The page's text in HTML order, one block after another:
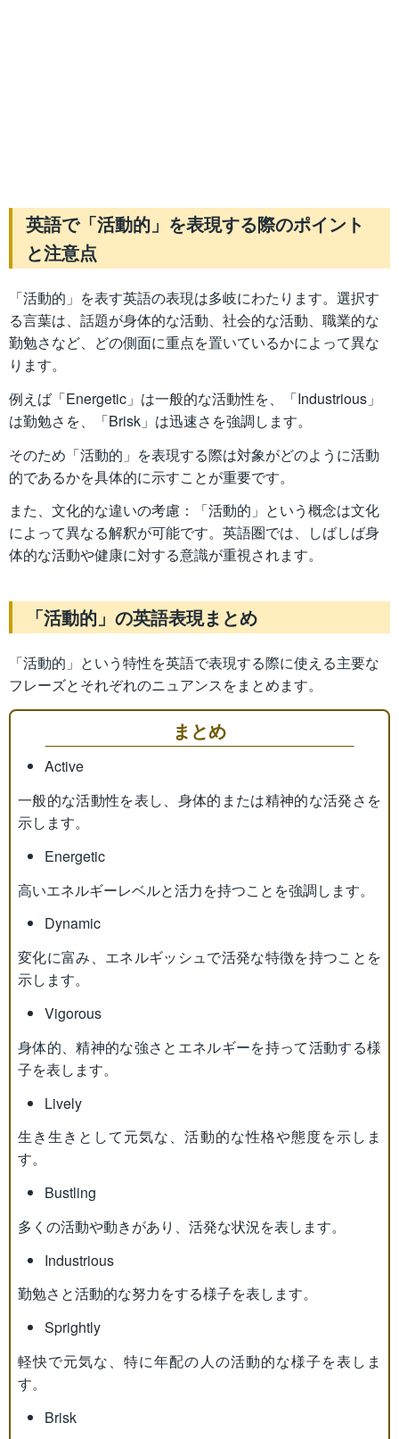
英語で「活動的」を表現する際のポイント
と注意点
「活動的」を表す英語の表現は多岐にわたります。選択す
る言葉は、話題が身体的な活動、社会的な活動、職業的な
勤勉さなど、どの側面に重点を置いているかによって異な
ります。
例えば「Energetic」は一般的な活動性を、「Industrious」
は勤勉さを、「Brisk」は迅速さを強調します。
そのため「活動的」を表現する際は対象がどのように活動
的であるかを具体的に示すことが重要です。
また、文化的な違いの考慮：「活動的」という概念は文化
によって異なる解釈が可能です。英語圏では、しばしば身
体的な活動や健康に対する意識が重視されます。
「活動的」の英語表現まとめ
「活動的」という特性を英語で表現する際に使える主要な
フレーズとそれぞれのニュアンスをまとめます。
まとめ
Active
一般的な活動性を表し、身体的または精神的な活発さを
示します。
Energetic
高いエネルギーレベルと活力を持つことを強調します。
Dynamic
変化に富み、エネルギッシュで活発な特徴を持つことを
示します。
Vigorous
身体的、精神的な強さとエネルギーを持って活動する様
子を表します。
Lively
生き生きとして元気な、活動的な性格や態度を示しま
す。
Bustling
多くの活動や動きがあり、活発な状況を表します。
Industrious
勤勉さと活動的な努力をする様子を表します。
Sprightly
軽快で元気な、特に年配の人の活動的な様子を表しま
す。
Brisk